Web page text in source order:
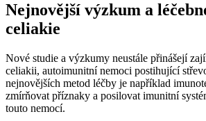
Nejnovější výzkum a
celiakie
Nové studie a výzkumy neustále přinášejí
celiakii, autoimunitní nemoci postihující
nejnovějších metod léčby je například
zmírňovat příznaky a posilovat imunitní
touto nemocí.